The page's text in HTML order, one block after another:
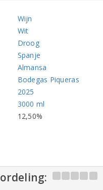
Wijn
Wit
Droog
Spanje
Almansa
Bodegas Piqueras
2025
3000 ml
12,50%